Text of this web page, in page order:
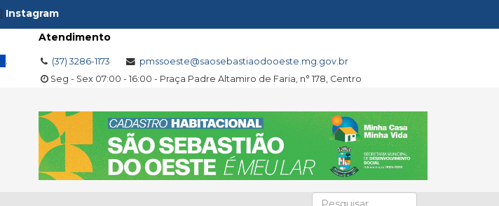
| Instagram
.
Atendimento
(37) 3286-1173
pmssoeste@saosebastiaodooeste.mg.gov.br
Seg - Sex 07:00 - 16:00 - Praça Padre Altamiro de Faria, n° 178, Centro